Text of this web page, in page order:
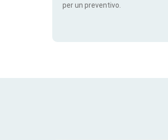
per un preventivo.